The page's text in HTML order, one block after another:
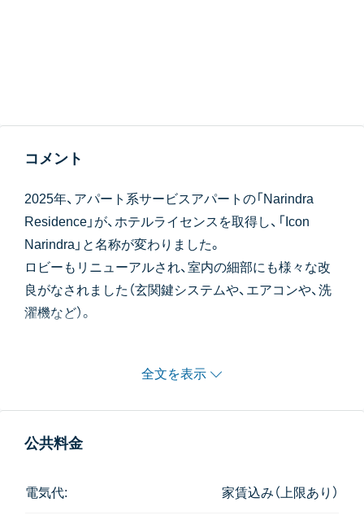
コメント
2025年、アパート系サービスアパートの「Narindra
Residence」が、ホテルライセンスを取得し、「Icon
Narindra」と名称が変わりました。
ロビーもリニューアルされ、室内の細部にも様々な改
良がなされました（玄関鍵システムや、エアコンや、洗
濯機など）。
で、オーナーさんはとても優しいインド人です。
ンビット33のパクソイ（入り口）であれば、物件に電話
全文を表示
公共料金
電気代: 家賃込み（上限あり）